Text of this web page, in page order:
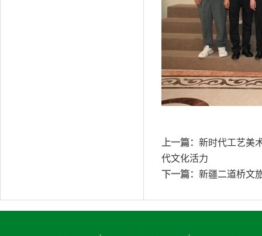
上一篇： 新时代工艺美
代文化活力
下一篇： 新疆二道桥文